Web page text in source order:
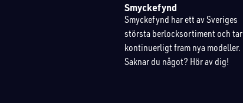
Smyckefynd
Smyckefynd har ett av Sveriges
största berlocksortiment och tar
kontinuerligt fram nya modeller.
Saknar du något? Hör av dig!